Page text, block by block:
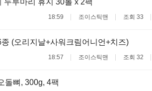
18:59 조이스틱맨 조회 33
(오리지날+사워크림어니언+치즈)
18:57 조이스틱맨 조회 32
돌뼈, 300g, 4팩